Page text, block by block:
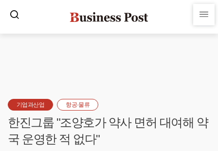
기업과산업 항공·물류
한진그룹 "조양호가 약사 면허 대여해 약
국 운영한 적 없다"